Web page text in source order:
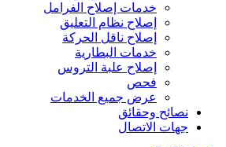
خدمات إصلاح الفرامل
إصلاح نظام التعليق
إصلاح ناقل الحركة
خدمات البطارية
إصلاح علبة التروس
فحص
عرض جميع الخدمات
نصائح وحقائق
جهات الاتصال